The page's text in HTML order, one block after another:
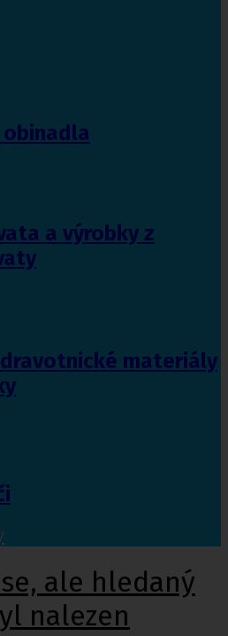
obinadla
a výrobky z
materiály
ale hledaný
nalezen